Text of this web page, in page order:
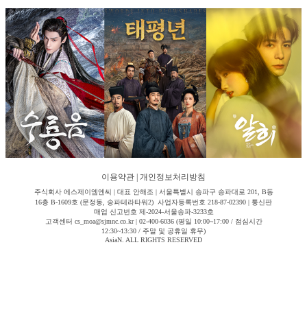
이용약관 개인정보처리방침
주식회사 에스제이엠엔씨 | 대표 안해조 | 서울특별시 송파구 송파대로 201, B동
16층 B-1609호 (문정동, 송파테라타워2) 사업자등록번호 218-87-02390 | 통신판
매업 신고번호 제-2024-서울송파-3233호
고객센터 cs_moa@sjmnc.co.kr | 02-400-6036 (평일 10:00~17:00 / 점심시간
12:30~13:30 / 주말 및 공휴일 휴무)
AsiaN. ALL RIGHTS RESERVED